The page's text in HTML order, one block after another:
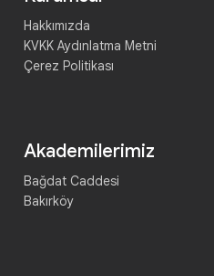
Hakkımızda
KVKK Aydınlatma Metni
Çerez Politikası
Akademilerimiz
Bağdat Caddesi
Bakırköy